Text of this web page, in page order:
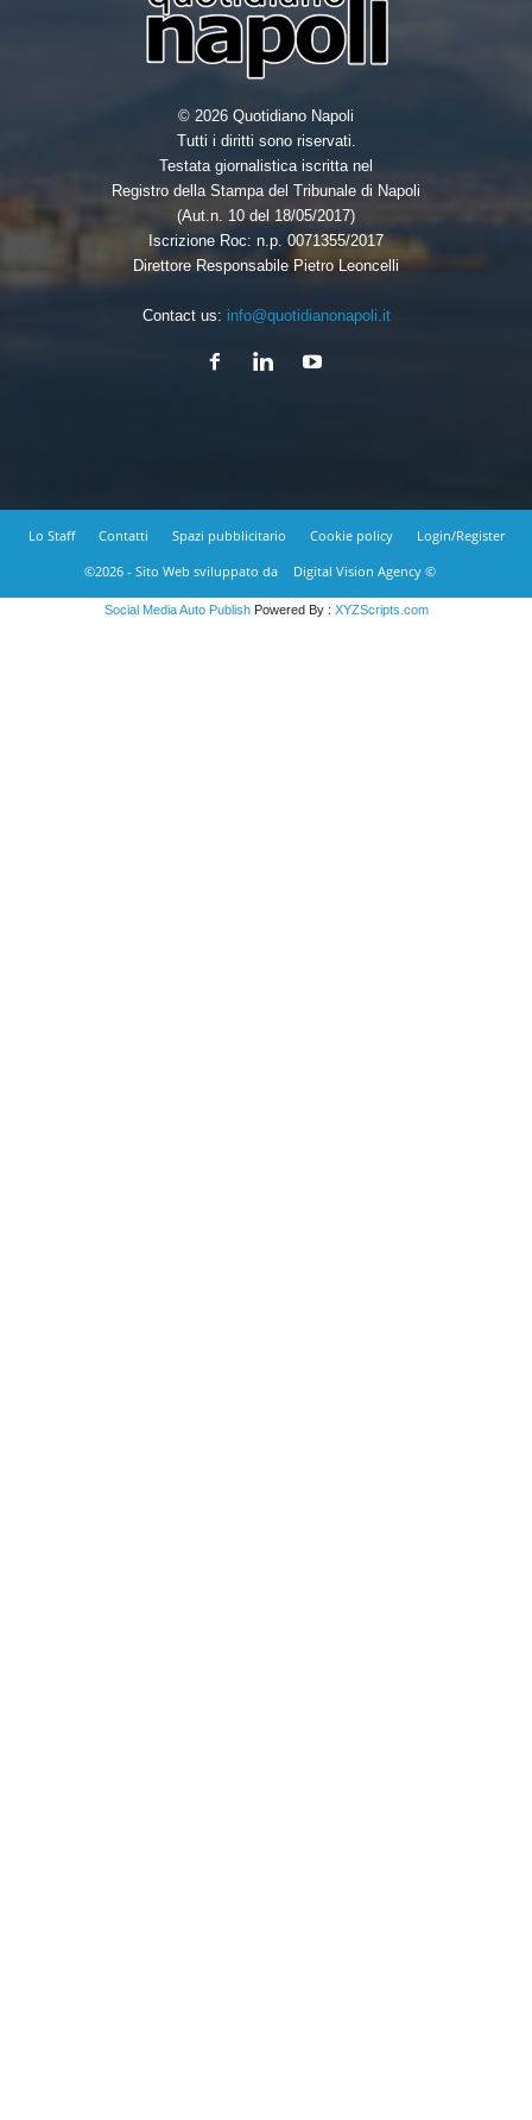
© 2026 Quotidiano Napoli
Tutti i diritti sono riservati.
Testata giornalistica iscritta nel
Registro della Stampa del Tribunale di Napoli
(Aut.n. 10 del 18/05/2017)
Iscrizione Roc: n.p. 0071355/2017
Direttore Responsabile Pietro Leoncelli
Contact us: info@quotidianonapoli.it
Lo Staff Contatti Spazi pubblicitario Cookie policy
Login/Register
©2026 - Sito Web sviluppato da
Digital Vision Agency ©
Social Media Auto PublishPowered By : XYZScripts.com